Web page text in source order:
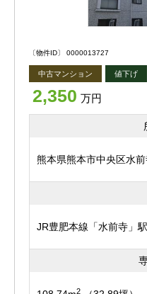
にお問い合わせください
※掲載内容と現況に相違
ていただきます。
そんな細かい部分のレイ
バルコニーは洗濯物を干
アウトドア用のリクライ
ながら読書をしたりと、
野菜や果物、観葉植物、
てたハーブを摘んで料理
〔物件ID〕 0000013727
中古マンション 値下げ
2,350 万円
熊本県熊本市中央区水前
JR豊肥本線「水前寺」
2